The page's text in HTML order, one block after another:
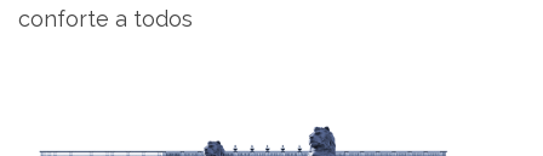
conforte a todos